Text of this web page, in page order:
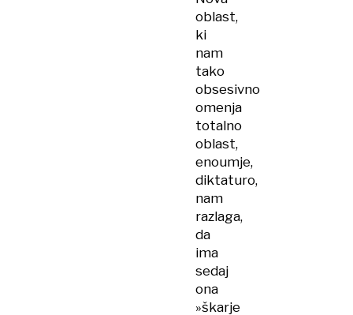
oblast,
ki
nam
tako
obsesivno
omenja
totalno
oblast,
enoumje,
diktaturo,
nam
razlaga,
da
ima
sedaj
ona
»škarje